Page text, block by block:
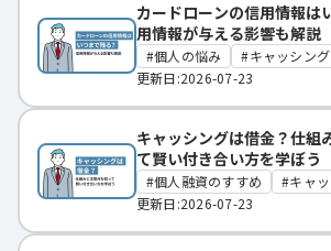
カードローンの信用情報は
用情報が与える影響も解説
個人の悩み
キャッシング
更新日:2026-07-23
キャッシングは借金？仕組
て賢い付き合い方を学ぼう
個人融資のすすめ
キャ
更新日:2026-07-23